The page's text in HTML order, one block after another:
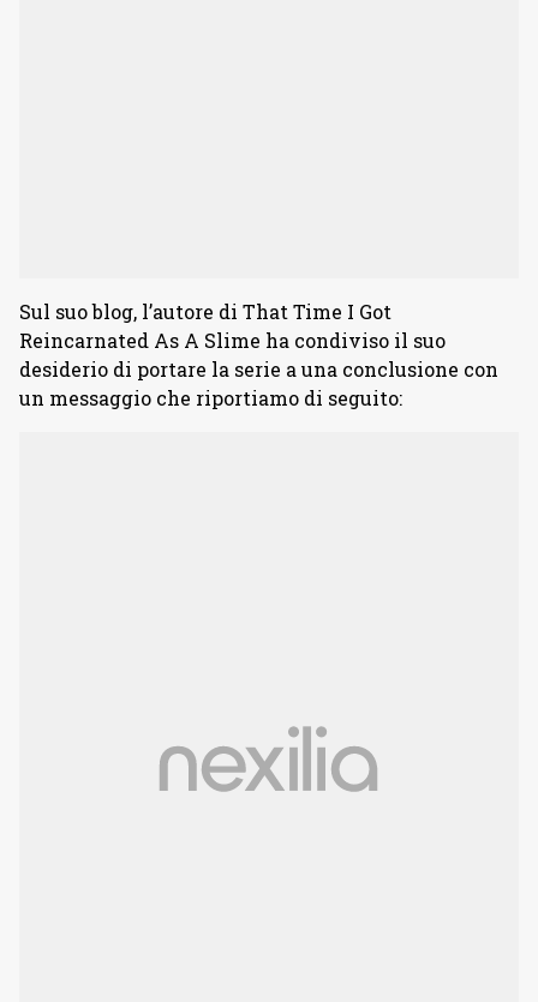
Sul suo blog, l’autore di That Time I Got
Reincarnated As A Slime ha condiviso il suo
desiderio di portare la serie a una conclusione con
un messaggio che riportiamo di seguito: